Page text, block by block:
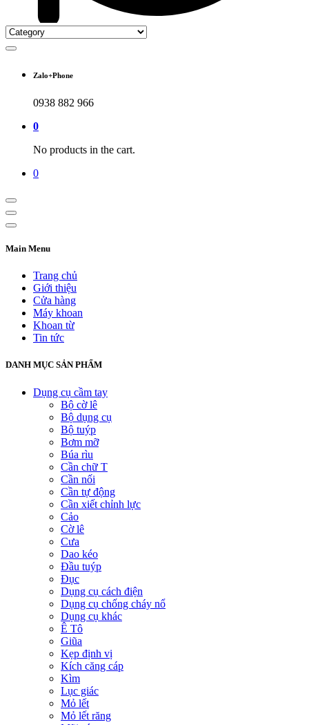
Zalo+Phone
0938 882 966
0
No products in the cart.
0
Main Menu
Trang chủ
Giới thiệu
Cửa hàng
Máy khoan
Khoan từ
Tin tức
DANH MỤC SẢN PHẨM
Dụng cụ cầm tay
Bộ cờ lê
Bộ dụng cụ
Bộ tuýp
Bơm mỡ
Búa rìu
Cần chữ T
Cần nối
Cần tự động
Cần xiết chỉnh lực
Cảo
Cờ lê
Cưa
Dao kéo
Đầu tuýp
Đục
Dụng cụ cách điện
Dụng cụ chống cháy nổ
Dụng cụ khác
Ê Tô
Giũa
Kẹp định vị
Kích căng cáp
Kìm
Lục giác
Mỏ lết
Mỏ lết răng